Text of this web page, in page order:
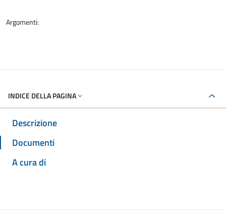
Argomenti:
INDICE DELLA PAGINA
Descrizione
Documenti
A cura di